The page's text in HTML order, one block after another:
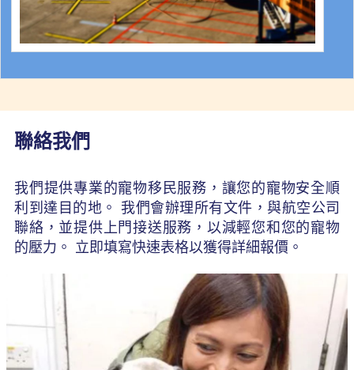
聯絡我們
我們提供專業的寵物移民服務，讓您的寵物安全順
利到達目的地。 我們會辦理所有文件，與航空公司
聯絡，並提供上門接送服務，以減輕您和您的寵物
的壓力。 立即填寫快速表格以獲得詳細報價。